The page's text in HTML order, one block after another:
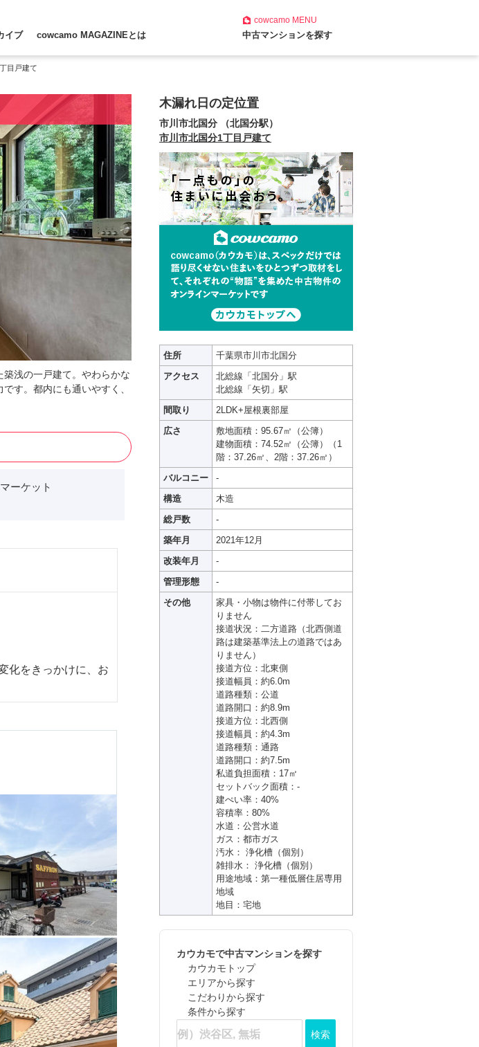
イブ cowcamo MAGAZINEとは
cowcamoMENU
中古マンションを探す
目戸建て
浅の一戸建て。やわらかな
す。都内にも通いやすく、
ーケット
化をきっかけに、お
木漏れ日の定位置
市川市北国分 （北国分駅）
市川市北国分1丁目戸建て
住所
千葉県市川市北国分
アクセス
北総線「北国分」駅
北総線「矢切」駅
間取り
2LDK+屋根裏部屋
広さ
敷地面積：95.67㎡（公簿）
建物面積：74.52㎡（公簿）（1
階：37.26㎡、2階：37.26㎡）
バルコニー
-
構造
木造
総戸数
-
築年月
2021年12月
改装年月
-
管理形態
-
その他
家具・小物は物件に付帯してお
りません
接道状況：二方道路（北西側道
路は建築基準法上の道路ではあ
りません）
接道方位：北東側
接道幅員：約6.0m
道路種類：公道
道路開口：約8.9m
接道方位：北西側
接道幅員：約4.3m
道路種類：通路
道路開口：約7.5m
私道負担面積：17㎡
セットバック面積：-
建ぺい率：40%
容積率：80%
水道：公営水道
ガス：都市ガス
汚水： 浄化槽（個別）
雑排水： 浄化槽（個別）
用途地域：第一種低層住居専用
地域
地目：宅地
カウカモで中古マンションを探す
カウカモトップ
エリアから探す
こだわりから探す
条件から探す
検索